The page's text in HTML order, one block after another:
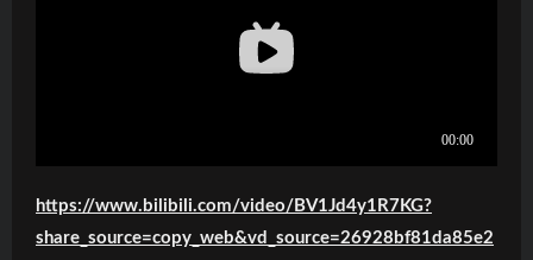
https://www.bilibili.com/video/BV1Jd4y1R7KG?
share_source=copy_web&vd_source=26928bf81da85e2